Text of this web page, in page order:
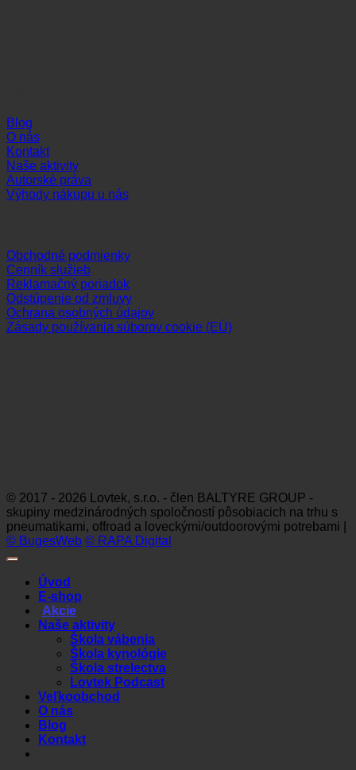
Blog
O nás
Kontakt
Naše aktivity
Autorské práva
Výhody nákupu u nás
Obchodné podmienky
Cenník služieb
Reklamačný poriadok
Odstúpenie od zmluvy
Ochrana osobných údajov
Zásady používania súborov cookie (EÚ)
© 2017 - 2026 Lovtek, s.r.o. - člen BALTYRE GROUP -
skupiny medzinárodných spoločností pôsobiacich na trhu s
pneumatikami, offroad a loveckými/outdoorovými potrebami |
© BugesWeb © RAPA Digital
Úvod
E-shop
Akcie
Naše aktivity
Škola vábenia
Škola kynológie
Škola strelectva
Lovtek Podcast
Veľkoobchod
O nás
Blog
Kontakt